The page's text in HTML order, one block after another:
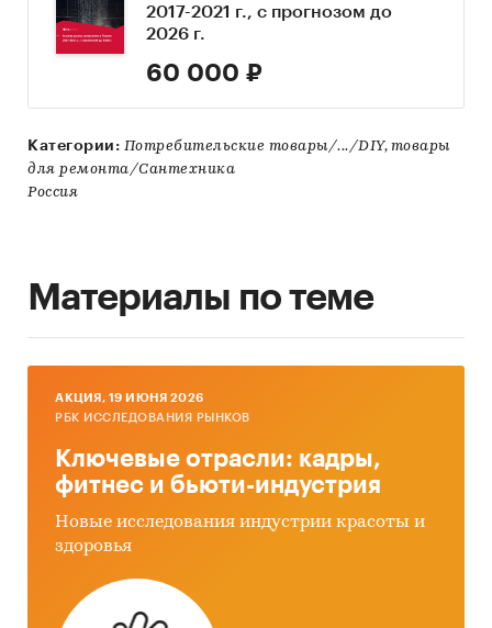
2017-2021 г., с прогнозом до
2026 г.
60 000 ₽
Категории: Потребительские товары/.../DIY, товары
для ремонта/Сантехника
Россия
Материалы по теме
AКЦИЯ, 19 ИЮНЯ 2026
РБК ИССЛЕДОВАНИЯ РЫНКОВ
Ключевые отрасли: кадры,
фитнес и бьюти-индустрия
Новые исследования индустрии красоты и
здоровья